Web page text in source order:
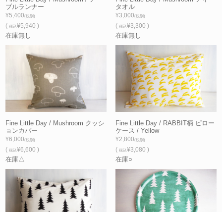
ブルランナー
¥5,400(税別)
(税込¥5,940 )
在庫無し
タオル
¥3,000(税別)
( 税込¥3,300 )
在庫無し
Fine Little Day / Mushroom クッシ
ョンカバー
¥6,000(税別)
(税込¥6,600 )
在庫△
Fine Little Day / RABBIT柄 ピロー
ケース / Yellow
¥2,800(税別)
( 税込¥3,080 )
在庫○